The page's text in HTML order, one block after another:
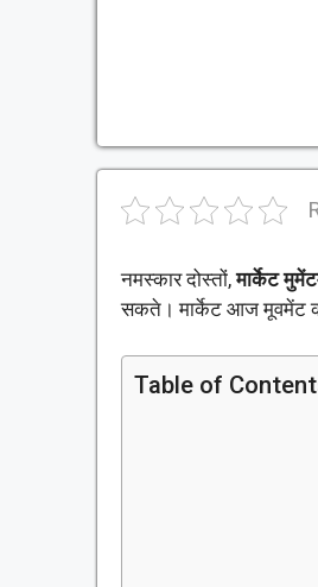
नमस्कार दोस्तों,मार्केट
सकते। मार्केट आज मूवमेंट
Table of